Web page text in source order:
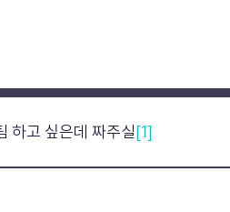
하고 싶은데 짜주실[1]